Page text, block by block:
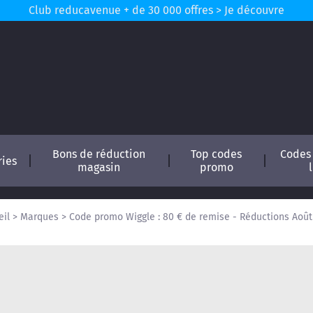
Club reducavenue + de 30 000 offres > Je découvre
Bons de réduction
magasin
Top codes
promo
> Marques > Code promo Wiggle : 80 € de remise - Réductions Août